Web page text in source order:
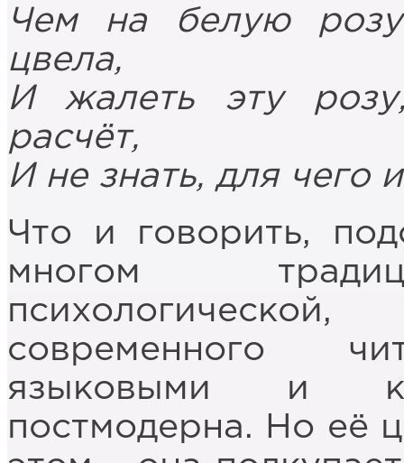
Чем на белую розу
цвела,
И жалеть эту
расчёт,
И не знать, для чего
Что и говорить,
многом
современного
языковыми и
постмодерна. Но её